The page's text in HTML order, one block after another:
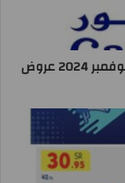
عروض كارفور مصر 20 نوفمبر حتى 23 نوفمبر 2024 عروض